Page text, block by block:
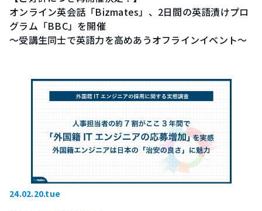
オンライン英会話「Bizmates」、2日間の英語漬けプロ
グラム「BBC」を開催
～受講生同士で英語力を高めあうオフラインイベント～
24.02.20.tue